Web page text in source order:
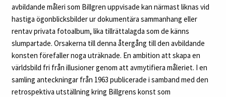
avbildande måleri som Billgren uppvisade kan närmast liknas vid
hastiga ögonblicksbilder ur dokumentära sammanhang eller
rentav privata fotoalbum, lika tillrättalagda som de känns
slumpartade. Orsakerna till denna återgång till den avbildande
konsten förefaller noga uträknade. En ambition att skapa en
världsbild fri från illusioner genom att avmytifiera måleriet. I en
samling anteckningar från 1963 publicerade i samband med den
retrospektiva utställning kring Billgrens konst som